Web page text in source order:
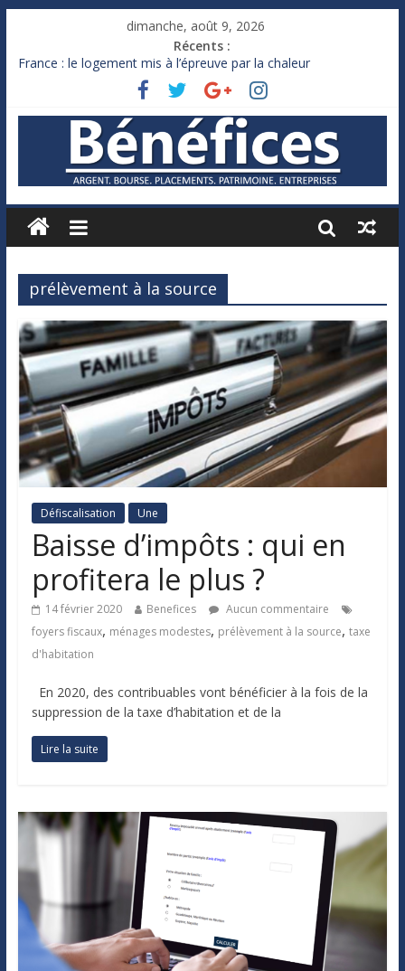
dimanche, août 9, 2026
Récents :
France : le logement mis à l’épreuve par la chaleur
Des milliards de dollars de droits de douane déjà remboursés
Royaume-Uni : Andy Burnham recule sur l’impôt
Xavier Niel, le milliardaire qui ne touche presque rien
Ruée des fortunes russes vers l’étranger
prélèvement à la source
Défiscalisation Une
Baisse d’impôts : qui en
profitera le plus ?
14 février 2020 Benefices
Aucun commentaire
foyers fiscaux, ménages modestes, prélèvement à la source, taxe
d'habitation
En 2020, des contribuables vont bénéficier à la fois de la
suppression de la taxe d’habitation et de la
Lire la suite